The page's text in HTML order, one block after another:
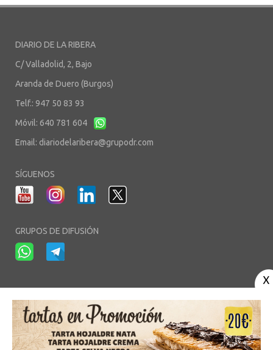
DIARIO DE LA RIBERA
C/ Valladolid, 2, Bajo
Aranda de Duero (Burgos)
Telf.: 947 50 83 93
Móvil: 640 781 604
Email: diariodelaribera@grupodr.com
SÍGUENOS
GRUPOS DE DIFUSIÓN
Aviso Legal-Política de Privacidad-Política de Cookies-Área privada